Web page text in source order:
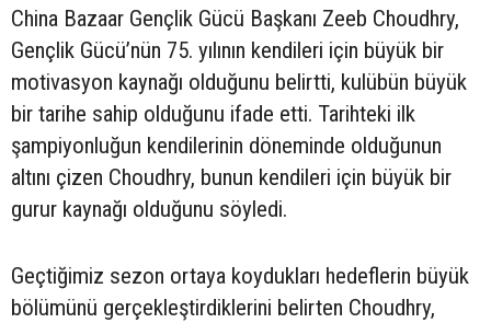
China Bazaar Gençlik Gücü Başkanı Zeeb Choudhry,
Gençlik Gücü’nün 75. yılının kendileri için büyük bir
motivasyon kaynağı olduğunu belirtti, kulübün büyük
bir tarihe sahip olduğunu ifade etti. Tarihteki ilk
şampiyonluğun kendilerinin döneminde olduğunun
altını çizen Choudhry, bunun kendileri için büyük bir
gurur kaynağı olduğunu söyledi.
Geçtiğimiz sezon ortaya koydukları hedeflerin büyük
bölümünü gerçekleştirdiklerini belirten Choudhry,